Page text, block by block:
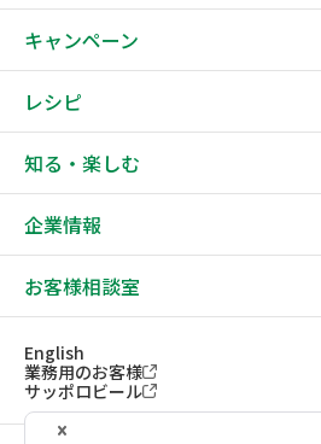
キャンペーン
レシピ
知る・楽しむ
企業情報
お客様相談室
English
業務用のお客様
サッポロビール